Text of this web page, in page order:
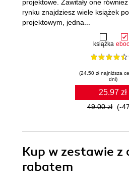
książka
(24.50 zł najniższa
dni)
25.97 zł
49.00 zł (-
projektowe. Zawitały one
rynku znajdziesz wiele książek
projektowym, jedna...
Kup w zestawie
rabatem